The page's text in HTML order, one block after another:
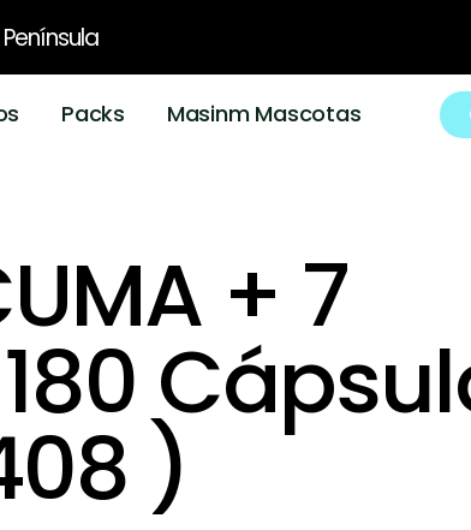
Packs Masinm Mascotas
+ 7
)